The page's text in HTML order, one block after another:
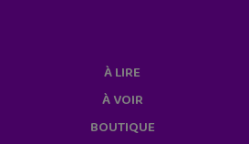
À LIRE
À VOIR
BOUTIQUE